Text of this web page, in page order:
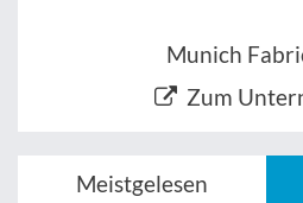
Munich
Zum
Meistgelesen